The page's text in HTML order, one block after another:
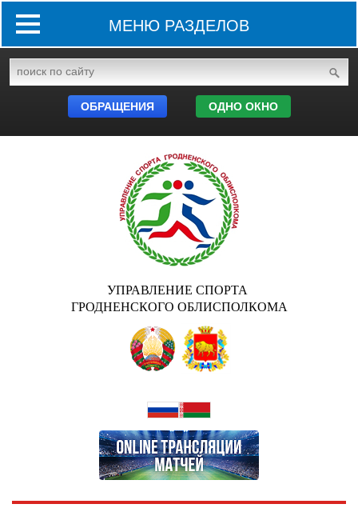
МЕНЮ РАЗДЕЛОВ
ОБРАЩЕНИЯ ОДНО ОКНО
УПРАВЛЕНИЕ СПОРТА
ГРОДНЕНСКОГО ОБЛИСПОЛКОМА